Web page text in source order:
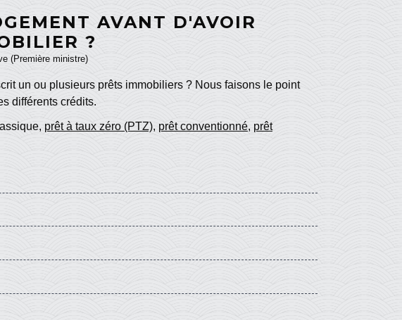
AVANT D'AVOIR
?
(Première ministre)
un ou plusieurs prêts immobiliers ? Nous faisons le point
différents crédits.
prêt à taux zéro (PTZ), prêt conventionné, prêt